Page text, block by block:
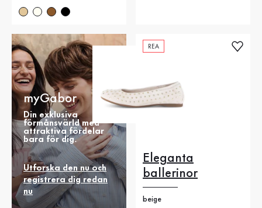
myGabor
Din exklusiva
förmånsvärld med
attraktiva fördelar
bara för dig.
Utforska den nu och
registrera dig redan
nu
REA
Eleganta
ballerinor
beige